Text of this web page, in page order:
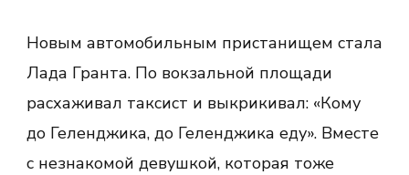
Новым автомобильным пристанищем стала
Лада Гранта. По вокзальной площади
расхаживал таксист и выкрикивал: «Кому
до Геленджика, до Геленджика еду». Вместе
с незнакомой девушкой, которая тоже